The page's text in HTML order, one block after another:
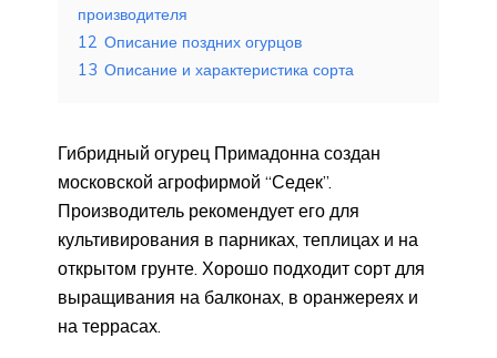
производителя
12 Описание поздних огурцов
13 Описание и характеристика сорта
Гибридный огурец Примадонна создан
московской агрофирмой “Седек”.
Производитель рекомендует его для
культивирования в парниках, теплицах и на
открытом грунте. Хорошо подходит сорт для
выращивания на балконах, в оранжереях и
на террасах.